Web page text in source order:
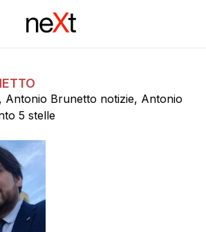
Antonio Brunetto notizie, Antonio
5 stelle